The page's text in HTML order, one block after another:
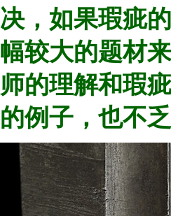
决，如果瑕疵
幅较大的题材
师的理解和瑕
的例子，也不